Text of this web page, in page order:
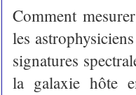
Comment
les
signatures
la galaxie hôte